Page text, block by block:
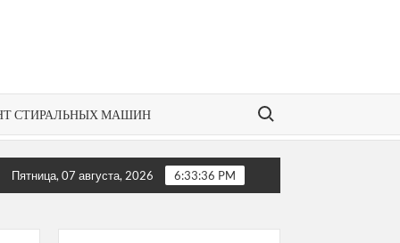
СТИРАЛЬНЫХ МАШИН
Search for:
не регулирует температуру?
Пятница, 07 августа, 2026 6:33:36 PM